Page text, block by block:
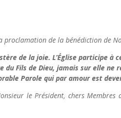
proclamation de la bénédiction de
de la joie. L’Église participe à
Fils de Dieu, jamais sur elle ne
Parole qui par amour est
le Président, chers